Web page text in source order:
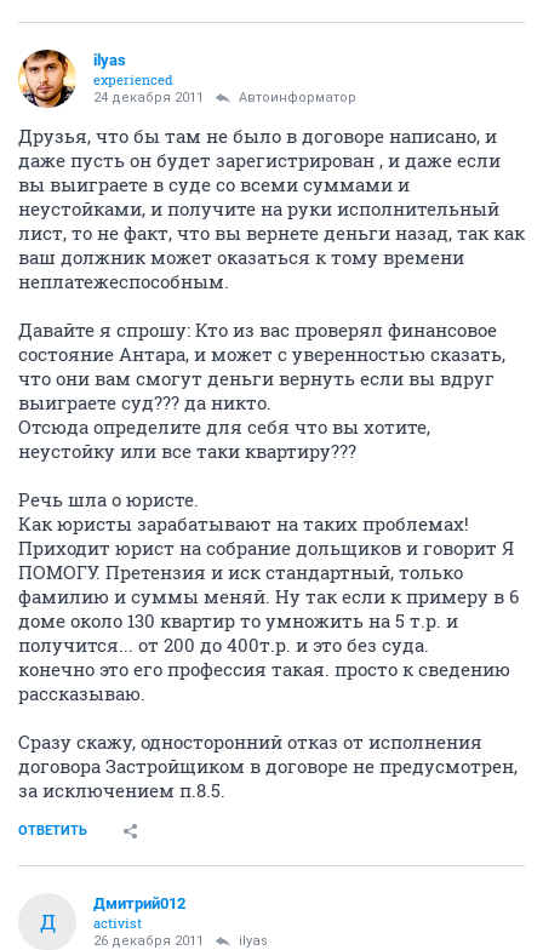
ilyas
experienced
24 декабря 2011 Автоинформатор
Друзья, что бы там не было в договоре написано, и
даже пусть он будет зарегистрирован , и даже если
вы выиграете в суде со всеми суммами и
неустойками, и получите на руки исполнительный
лист, то не факт, что вы вернете деньги назад, так как
ваш должник может оказаться к тому времени
неплатежеспособным.
Давайте я спрошу: Кто из вас проверял финансовое
состояние Антара, и может с уверенностью сказать,
что они вам смогут деньги вернуть если вы вдруг
выиграете суд??? да никто.
Отсюда определите для себя что вы хотите,
неустойку или все таки квартиру???
Речь шла о юристе.
Как юристы зарабатывают на таких проблемах!
Приходит юрист на собрание дольщиков и говорит Я
ПОМОГУ. Претензия и иск стандартный, только
фамилию и суммы меняй. Ну так если к примеру в 6
доме около 130 квартир то умножить на 5 т.р. и
получится... от 200 до 400т.р. и это без суда.
конечно это его профессия такая. просто к сведению
рассказываю.
Сразу скажу, односторонний отказ от исполнения
договора Застройщиком в договоре не предусмотрен,
за исключением п.8.5.
ОТВЕТИТЬ
Д
Дмитрий012
activist
26 декабря 2011 ilyas